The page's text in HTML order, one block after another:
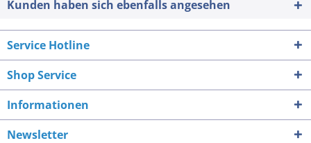
Kunden haben sich ebenfalls angesehen
Service Hotline
Shop Service
Informationen
Newsletter